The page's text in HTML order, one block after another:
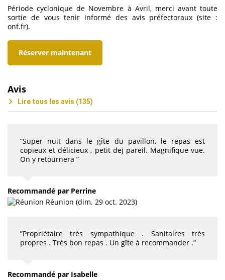
Période cyclonique de Novembre à Avril, merci avant toute
sortie de vous tenir informé des avis préfectoraux (site :
onf.fr).
Réserver maintenant
Avis
Lire tous les avis (135)
”Super nuit dans le gîte du pavillon, le repas est
copieux et délicieux , petit dej pareil. Magnifique vue.
On y retournera ”
Recommandé par Perrine
Réunion (dim. 29 oct. 2023)
”Propriétaire très sympathique . Sanitaires très
propres . Très bon repas . Un gîte à recommander .”
Recommandé par Isabelle